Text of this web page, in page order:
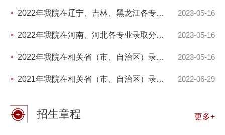
> 2022年我院在辽宁、吉林、黑龙江各专业录取分数线 2023-05-16
> 2022年我院在河南、河北各专业录取分数线 2023-05-16
> 2022年我院在相关省（市、自治区）录取分数线 2023-05-16
> 2021年我院在相关省（市、自治区）录取分数线 2022-06-29
招生章程 更多+